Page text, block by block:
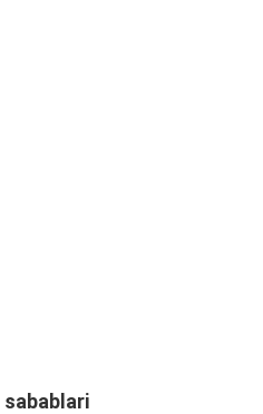
sabablari